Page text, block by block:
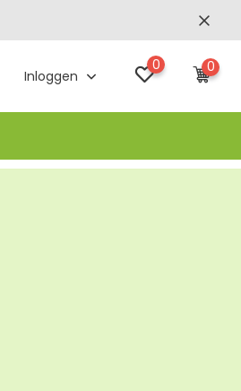
Inloggen
0 0